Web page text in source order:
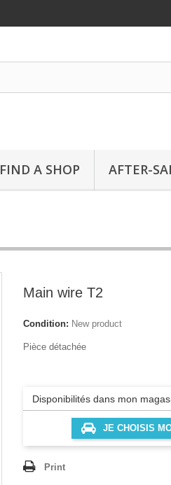
FIND A SHOP AFTER-
Main wire T2
Condition: New product
Pièce détachée
Disponibilités dans mon
JE CHOISIS
Print